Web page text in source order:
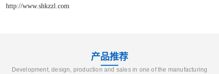
http://www.shkzzl.com
产品推荐
Development, design, production and sales in one of the manufacturing